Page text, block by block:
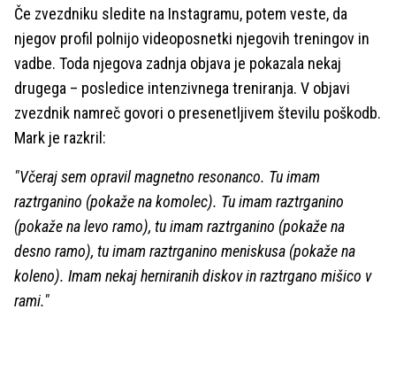
Če zvezdniku sledite na Instagramu, potem veste, da
njegov profil polnijo videoposnetki njegovih treningov in
vadbe. Toda njegova zadnja objava je pokazala nekaj
drugega – posledice intenzivnega treniranja. V objavi
zvezdnik namreč govori o presenetljivem številu poškodb.
Mark je razkril:
"Včeraj sem opravil magnetno resonanco. Tu imam
raztrganino (pokaže na komolec). Tu imam raztrganino
(pokaže na levo ramo), tu imam raztrganino (pokaže na
desno ramo), tu imam raztrganino meniskusa (pokaže na
koleno). Imam nekaj herniranih diskov in raztrgano mišico v
rami."